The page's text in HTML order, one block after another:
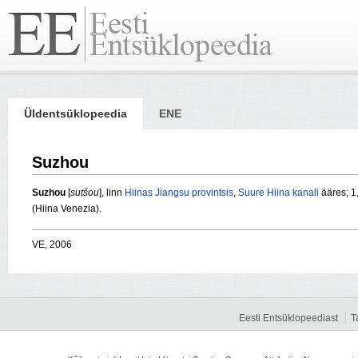
Üldentsüklopeedia ENE
Suzhou
Suzhou [sutšou], linn Hiinas Jiangsu provintsis, Suure Hiina kanali ääres;
(Hiina Venezia).
VE, 2006
Eesti Entsüklopeediast